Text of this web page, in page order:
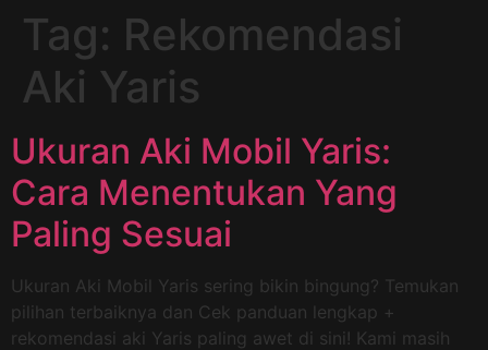
Tag: Rekomendasi
Aki Yaris
Ukuran Aki Mobil Yaris:
Cara Menentukan Yang
Paling Sesuai
Ukuran Aki Mobil Yaris sering bikin bingung? Temukan
pilihan terbaiknya dan Cek panduan lengkap +
rekomendasi aki Yaris paling awet di sini! Kami masih